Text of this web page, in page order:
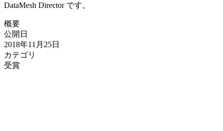
DataMesh Director です。
概要
公開日
2018年11月25日
カテゴリ
受賞